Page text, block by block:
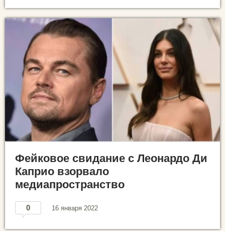
Фейковое свидание с Леонардо Ди
Каприо взорвало
медиапространство
0 16 января 2022